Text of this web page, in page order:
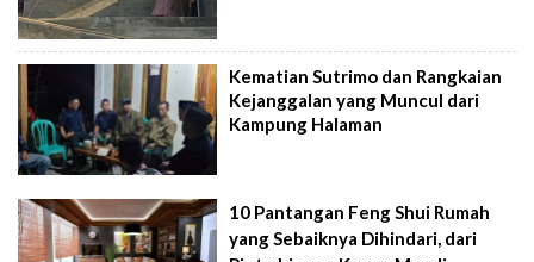
Kematian Sutrimo dan Rangkaian
Kejanggalan yang Muncul dari
Kampung Halaman
10 Pantangan Feng Shui Rumah
yang Sebaiknya Dihindari, dari